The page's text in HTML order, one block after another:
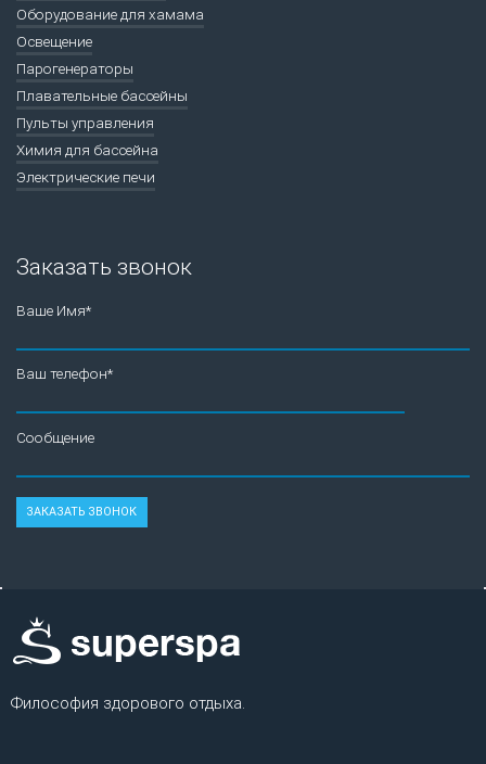
Оборудование для хамама
Освещение
Парогенераторы
Плавательные бассейны
Пульты управления
Химия для бассейна
Электрические печи
Заказать звонок
Ваше Имя*
Ваш телефон*
Сообщение
Философия здорового отдыха.